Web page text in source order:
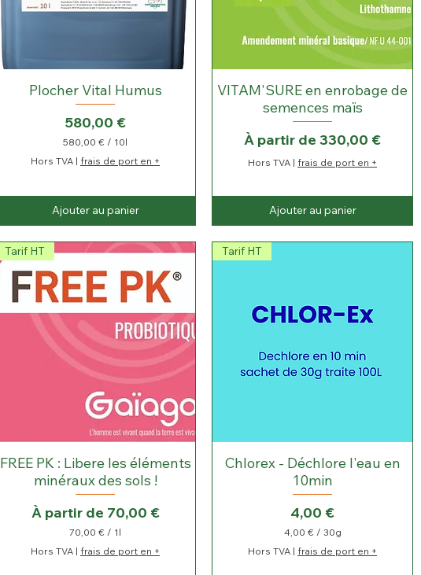
Plocher Vital Humus
Prix
580,00 €
580,00 € / 10l
8
0
€
p
a
r
1
0
i
t
r
s
Hors TVA | frais de port en +
Ajouter au panier
VITAM'SURE en enrobage de
semences maïs
À partir de 330,00 €
Prix promotionnel
Hors TVA | frais de port en +
Ajouter au panier
Tarif HT
FREE PK : Libere les éléments
minéraux des sols !
À partir de 70,00 €
Prix promotionnel
70,00 € / 1l
0
Hors TVA | frais de port en +
Tarif HT
Chlorex - Déchlore l'eau en
10min
Prix
4,00 €
4,00 € / 30g
,
Hors TVA | frais de port en +